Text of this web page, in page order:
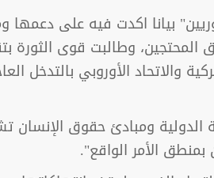
بيانا اكدت فيه على دعمها
وطالبت قوى الثورة
والاتحاد الأوروبي بالتدخل
الدولية ومبادئ حقوق
الأمر الواقع".